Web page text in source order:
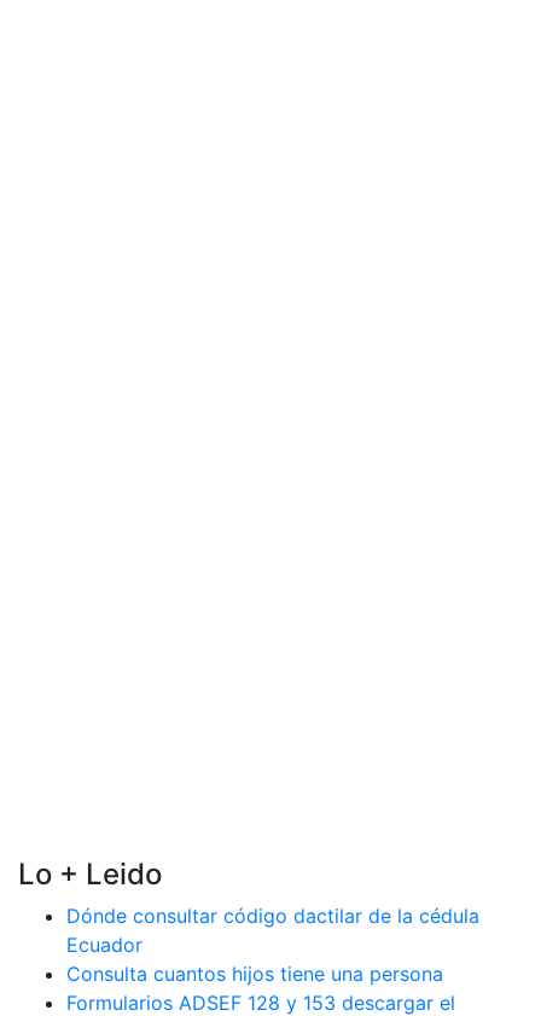
Lo + Leido
Dónde consultar código dactilar de la cédula
Ecuador
Consulta cuantos hijos tiene una persona
Formularios ADSEF 128 y 153 descargar el